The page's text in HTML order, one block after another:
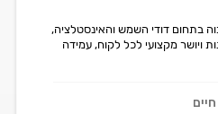
בתחום דודי השמש והאינסטלציה,
ויושר מקצועי לכל לקוח, עמידה